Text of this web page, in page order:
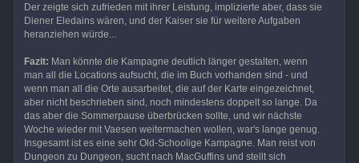
Der zeigte sich zufrieden mit ihrer Leistung, implizierte aber, dass sie
Diener Eledains wären, und der Kaiser sie für weitere Aufgaben
heranziehen würde...
Fazit: Man könnte die Kampagne deutlich länger gestalten, wenn
man all die Locations aufsucht, die im Buch vorhanden sind - und
wenn man all die Orte ausarbeitet, die auf der Karte eingezeichnet,
aber nicht beschrieben sind, noch mindestens doppelt so lange. Da
das aber die Sommerpause überbrücken sollte, und wir nächste
Woche wieder mit Vaesen weitermachen wollen, war's lange genug.
Insgesamt ist es eine sehr Old-Schoolige Kampagne. Man reist von
Dungeon zu Dungeon, sucht nach MacGuffins und stellt sich